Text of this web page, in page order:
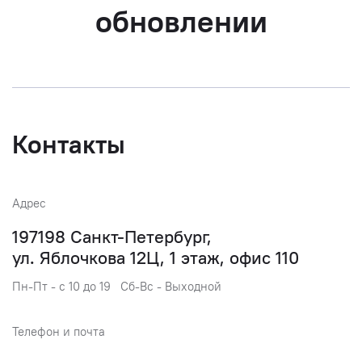
обновлении
Контакты
Адрес
197198 Санкт-Петербург,
ул. Яблочкова 12Ц, 1 этаж, офис 110
Пн-Пт - с 10 до 19 Сб-Вс - Выходной
Телефон и почта